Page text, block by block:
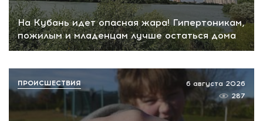
На Кубань идет опасная жара! Гипертоникам,
пожилым и младенцам лучше остаться дома
6 августа 2026
287
ПРОИСШЕСТВИЯ